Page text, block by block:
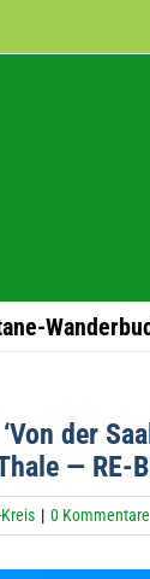
der
— RE-
| 0 Kommentare